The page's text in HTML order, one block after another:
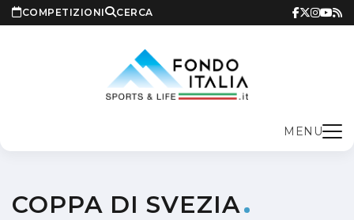
COMPETIZIONI CERCA
MENU
COPPA DI SVEZIA